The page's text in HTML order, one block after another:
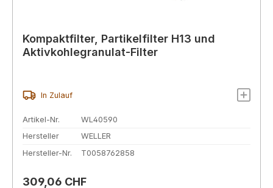
Kompaktfilter, Partikelfilter H13 und
Aktivkohlegranulat-Filter
In Zulauf
Artikel-Nr.
WL40590
Hersteller
WELLER
Hersteller-Nr.
T0058762858
Regulärer Preis:
309,06 CHF